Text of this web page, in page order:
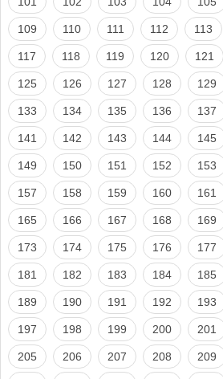
109 110 111 112 113
117 118 119 120 121
125 126 127 128 129
133 134 135 136 137
141 142 143 144 145
149 150 151 152 153
157 158 159 160 161
165 166 167 168 169
173 174 175 176 177
181 182 183 184 185
189 190 191 192 193
197 198 199 200 201
205 206 207 208 209